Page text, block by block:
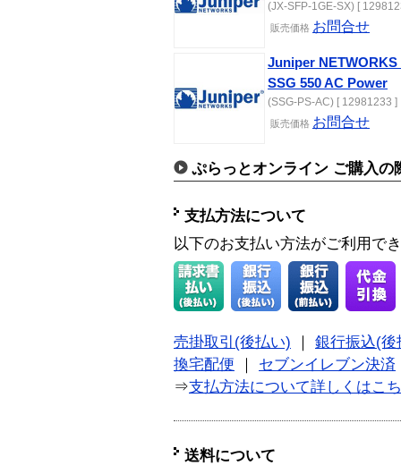
(JX-SFP-1GE-SX) [
販売価格 お問合せ
Juniper
SSG 550 AC Power
(SSG-PS-AC) [ 12981233 ]
販売価格 お問合せ
ぷらっとオンライン ご購入の
支払方法について
以下のお支払い方法がご利用で
売掛取引(後払い)
銀行振込(後
換宅配便
セブンイレブン決済
⇒支払方法について詳しくはこ
送料について